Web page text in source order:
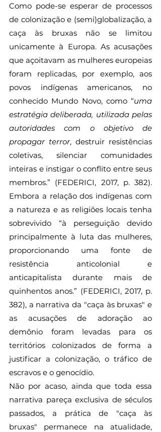
Como pode-se esperar de processos
de colonização e (semi)globalização, a
caça às bruxas não se limitou
unicamente à Europa. As acusações
que açoitavam as mulheres europeias
foram replicadas, por exemplo, aos
povos indígenas americanos, no
conhecido Mundo Novo, como “uma
estratégia deliberada, utilizada pelas
autoridades com o objetivo de
propagar terror, destruir resistências
coletivas, silenciar comunidades
inteiras e instigar o conflito entre seus
membros.” (FEDERICI, 2017, p. 382).
Embora a relação dos indígenas com
a natureza e as religiões locais tenha
sobrevivido “à perseguição devido
principalmente à luta das mulheres,
proporcionando uma fonte de
resistência anticolonial e
anticapitalista durante mais de
quinhentos anos.” (FEDERICI, 2017, p.
382), a narrativa da "caça às bruxas" e
as acusações de adoração ao
demônio foram levadas para os
territórios colonizados de forma a
justificar a colonização, o tráfico de
escravos e o genocídio.
Não por acaso, ainda que toda essa
narrativa pareça exclusiva de séculos
passados, a prática de "caça às
bruxas" permanece na atualidade,